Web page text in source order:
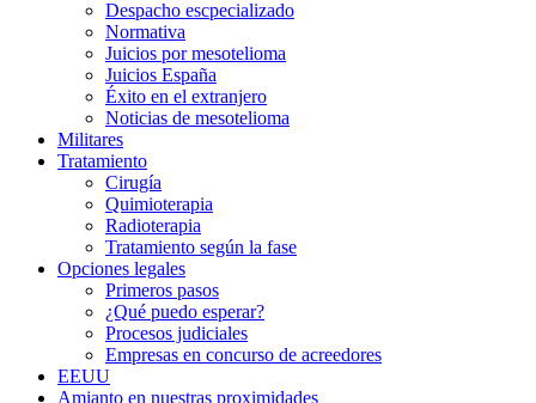
Despacho escpecializado
Normativa
Juicios por mesotelioma
Juicios España
Éxito en el extranjero
Noticias de mesotelioma
Militares
Tratamiento
Cirugía
Quimioterapia
Radioterapia
Tratamiento según la fase
Opciones legales
Primeros pasos
¿Qué puedo esperar?
Procesos judiciales
Empresas en concurso de acreedores
EEUU
Amianto en nuestras proximidades